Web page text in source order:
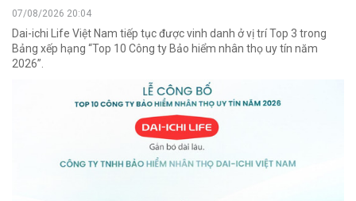
07/08/2026 20:04
Dai-ichi Life Việt Nam tiếp tục được vinh danh ở vị trí Top 3 trong
Bảng xếp hạng “Top 10 Công ty Bảo hiểm nhân thọ uy tín năm
2026”.